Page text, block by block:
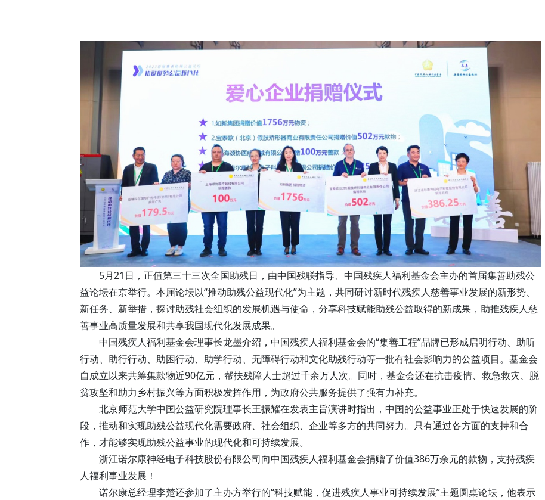
5月21日，正值第三十三次全国助残日，由中国残联指导、中国残疾人福利基金会主办的首届集善助残公
益论坛在京举行。本届论坛以“推动助残公益现代化”为主题，共同研讨新时代残疾人慈善事业发展的新形势、
新任务、新举措，探讨助残社会组织的发展机遇与使命，分享科技赋能助残公益取得的新成果，助推残疾人慈
善事业高质量发展和共享我国现代化发展成果。
中国残疾人福利基金会理事长龙墨介绍，中国残疾人福利基金会的“集善工程”品牌已形成启明行动、助听
行动、助行行动、助困行动、助学行动、无障碍行动和文化助残行动等一批有社会影响力的公益项目。基金会
自成立以来共筹集款物近90亿元，帮扶残障人士超过千余万人次。同时，基金会还在抗击疫情、救急救灾、脱
贫攻坚和助力乡村振兴等方面积极发挥作用，为政府公共服务提供了强有力补充。
北京师范大学中国公益研究院理事长王振耀在发表主旨演讲时指出，中国的公益事业正处于快速发展的阶
段，推动和实现助残公益现代化需要政府、社会组织、企业等多方的共同努力。只有通过各方面的支持和合
作，才能够实现助残公益事业的现代化和可持续发展。
浙江诺尔康神经电子科技股份有限公司向中国残疾人福利基金会捐赠了价值386万余元的款物，支持残疾
人福利事业发展！
诺尔康总经理李楚还参加了主办方举行的“科技赋能，促进残疾人事业可持续发展”主题圆桌论坛，他表示